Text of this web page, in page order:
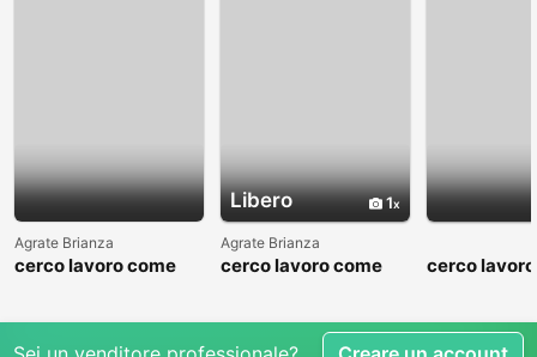
Agrate Brianza
cerco lavoro come
Libero 1
Agrate Brianza
cerco lavoro come
cerco